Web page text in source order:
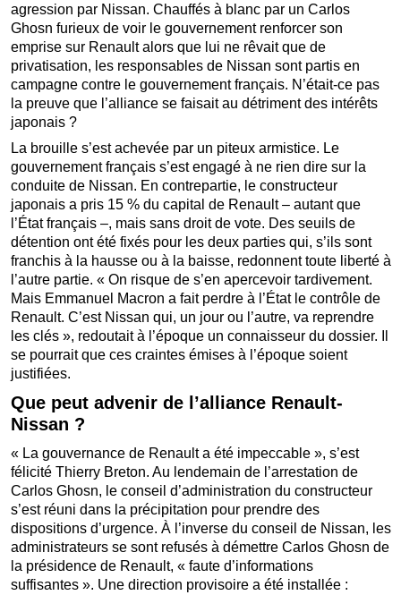
agression par Nissan. Chauffés à blanc par un Carlos
Ghosn furieux de voir le gouvernement renforcer son
emprise sur Renault alors que lui ne rêvait que de
privatisation, les responsables de Nissan sont partis en
campagne contre le gouvernement français. N’était-ce pas
la preuve que l’alliance se faisait au détriment des intérêts
japonais ?
La brouille s’est achevée par un piteux armistice. Le
gouvernement français s’est engagé à ne rien dire sur la
conduite de Nissan. En contrepartie, le constructeur
japonais a pris 15 % du capital de Renault – autant que
l’État français –, mais sans droit de vote. Des seuils de
détention ont été fixés pour les deux parties qui, s’ils sont
franchis à la hausse ou à la baisse, redonnent toute liberté à
l’autre partie. « On risque de s’en apercevoir tardivement.
Mais Emmanuel Macron a fait perdre à l’État le contrôle de
Renault. C’est Nissan qui, un jour ou l’autre, va reprendre
les clés », redoutait à l’époque un connaisseur du dossier. Il
se pourrait que ces craintes émises à l’époque soient
justifiées.
Que peut advenir de l’alliance Renault-
Nissan ?
« La gouvernance de Renault a été impeccable », s’est
félicité Thierry Breton. Au lendemain de l’arrestation de
Carlos Ghosn, le conseil d’administration du constructeur
s’est réuni dans la précipitation pour prendre des
dispositions d’urgence. À l’inverse du conseil de Nissan, les
administrateurs se sont refusés à démettre Carlos Ghosn de
la présidence de Renault, « faute d’informations
suffisantes ». Une direction provisoire a été installée :